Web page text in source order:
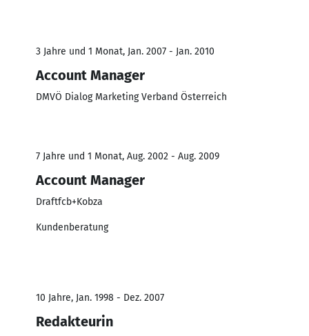
3 Jahre und 1 Monat, Jan. 2007 - Jan. 2010
Account Manager
DMVÖ Dialog Marketing Verband Österreich
7 Jahre und 1 Monat, Aug. 2002 - Aug. 2009
Account Manager
Draftfcb+Kobza
Kundenberatung
10 Jahre, Jan. 1998 - Dez. 2007
Redakteurin